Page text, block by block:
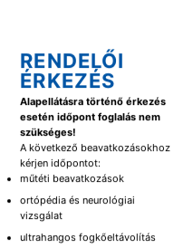
RENDELŐI
ÉRKEZÉS
Alapellátásra történő érkezés
esetén időpont foglalás nem
szükséges!
A következő beavatkozásokhoz
kérjen időpontot:
műtéti beavatkozások
ortópédia és neurológiai
vizsgálat
ultrahangos fogkőeltávolítás